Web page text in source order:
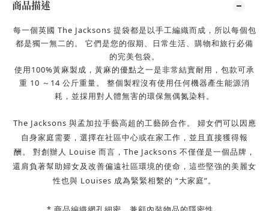
商品描述
每一個英國 The Jacksons 提袋都是以手工編織而成，所以每個包
都是獨一無二的。
它們是您的假期、日常生活、購物和旅行必備
的完美包袋。
使用100%黃麻製成，黃麻的優點之一是非常結實耐用，包款可承
重 10 ～ 14 公斤重量。 整個製程沒有使用任何機器產生能源消
耗，並採用對人體無害的環保無偶氮染料。
The Jacksons 與孟加拉手藝高超的工藝師合作。
婦女們可以因應
自身家庭需要，選擇在社區中心或在家工作，並且直接獲得報
酬。
對創辦人 Louise 而言， The Jacksons 不僅僅是一個品牌，
還肩負著幫助婦女及改善偏遠社區環境的使命， 這些堅強的美麗女
性也與 Louises 成為緊緊相繫的 “大家庭”。